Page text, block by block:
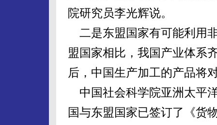
院研究员李光辉说。
二是东盟国家有可能利用
盟国家相比，我国产业体系
后，中国生产加工的产品将
中国社会科学院亚洲太平
国与东盟国家已签订了《货